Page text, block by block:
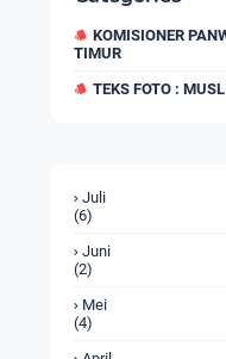
KOMISIONER
TIMUR
TEKS FOTO :
Juli
(6)
Juni
(2)
Mei
(4)